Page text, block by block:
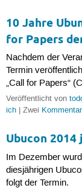
10 Jahre
for Papers
Nachdem der
Termin
„Call for Papers“
Veröffentlicht von
ich| Zwei
Ubucon
Im Dezember
diesjährigen
folgt der Termin.